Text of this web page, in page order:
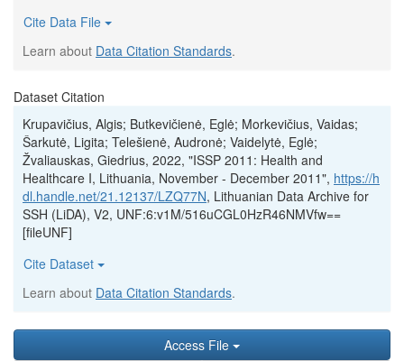
Cite Data File
Learn about Data Citation Standards.
Dataset Citation
Krupavičius, Algis; Butkevičienė, Eglė; Morkevičius, Vaidas;
Šarkutė, Ligita; Telešienė, Audronė; Vaidelytė, Eglė;
Žvaliauskas, Giedrius, 2022, "ISSP 2011: Health and
Healthcare I, Lithuania, November - December 2011", https://h
dl.handle.net/21.12137/LZQ77N, Lithuanian Data Archive for
SSH (LiDA), V2, UNF:6:v1M/516uCGL0HzR46NMVfw==
[fileUNF]
Cite Dataset
Learn about Data Citation Standards.
Access File